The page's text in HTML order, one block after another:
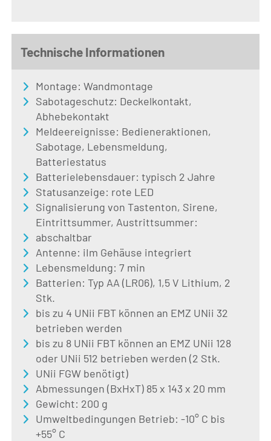
Technische Informationen
Montage: Wandmontage
Sabotageschutz: Deckelkontakt,
Abhebekontakt
Meldeereignisse: Bedieneraktionen,
Sabotage, Lebensmeldung,
Batteriestatus
Batterielebensdauer: typisch 2 Jahre
Statusanzeige: rote LED
Signalisierung von Tastenton, Sirene,
Eintrittsummer, Austrittsummer:
abschaltbar
Antenne: iIm Gehäuse integriert
Lebensmeldung: 7 min
Batterien: Typ AA (LR06), 1,5 V Lithium, 2
Stk.
bis zu 4 UNii FBT können an EMZ UNii 32
betrieben werden
bis zu 8 UNii FBT können an EMZ UNii 128
oder UNii 512 betrieben werden (2 Stk.
UNii FGW benötigt)
Abmessungen (BxHxT) 85 x 143 x 20 mm
Gewicht: 200 g
Umweltbedingungen Betrieb: -10° C bis
+55° C